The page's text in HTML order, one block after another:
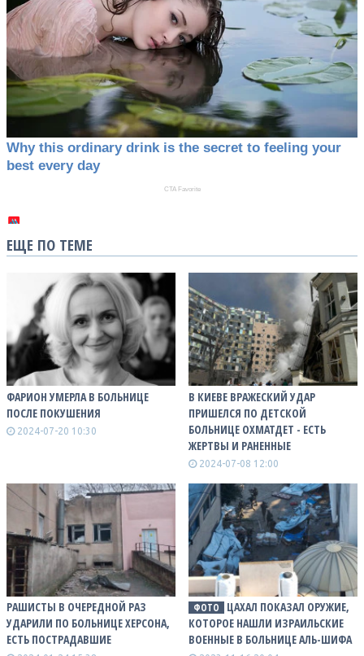
ЕЩЕ ПО ТЕМЕ
ФАРИОН УМЕРЛА В БОЛЬНИЦЕ
ПОСЛЕ ПОКУШЕНИЯ
2024-07-20 10:30
В КИЕВЕ ВРАЖЕСКИЙ УДАР
ПРИШЕЛСЯ ПО ДЕТСКОЙ
БОЛЬНИЦЕ ОХМАТДЕТ - ЕСТЬ
ЖЕРТВЫ И РАНЕННЫЕ
2024-07-08 12:00
РАШИСТЫ В ОЧЕРЕДНОЙ РАЗ
УДАРИЛИ ПО БОЛЬНИЦЕ ХЕРСОНА,
ЕСТЬ ПОСТРАДАВШИЕ
ФОТО
ЦАХАЛ ПОКАЗАЛ ОРУЖИЕ,
КОТОРОЕ НАШЛИ ИЗРАИЛЬСКИЕ
ВОЕННЫЕ В БОЛЬНИЦЕ АЛЬ-ШИФА